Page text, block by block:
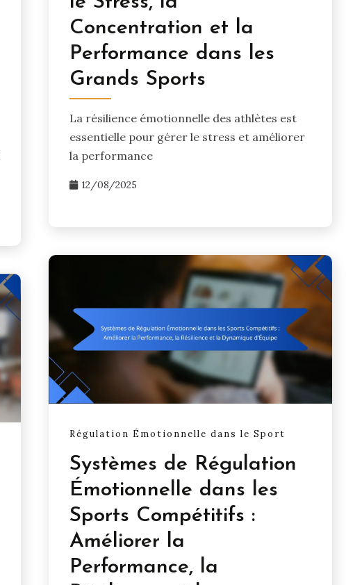
Concentration et la
Performance dans les
Grands Sports
La résilience émotionnelle des athlètes est
essentielle pour gérer le stress et améliorer
la performance
12/08/2025
Régulation Émotionnelle dans le Sport
Systèmes de Régulation
Émotionnelle dans les
Sports Compétitifs :
Améliorer la
Performance, la